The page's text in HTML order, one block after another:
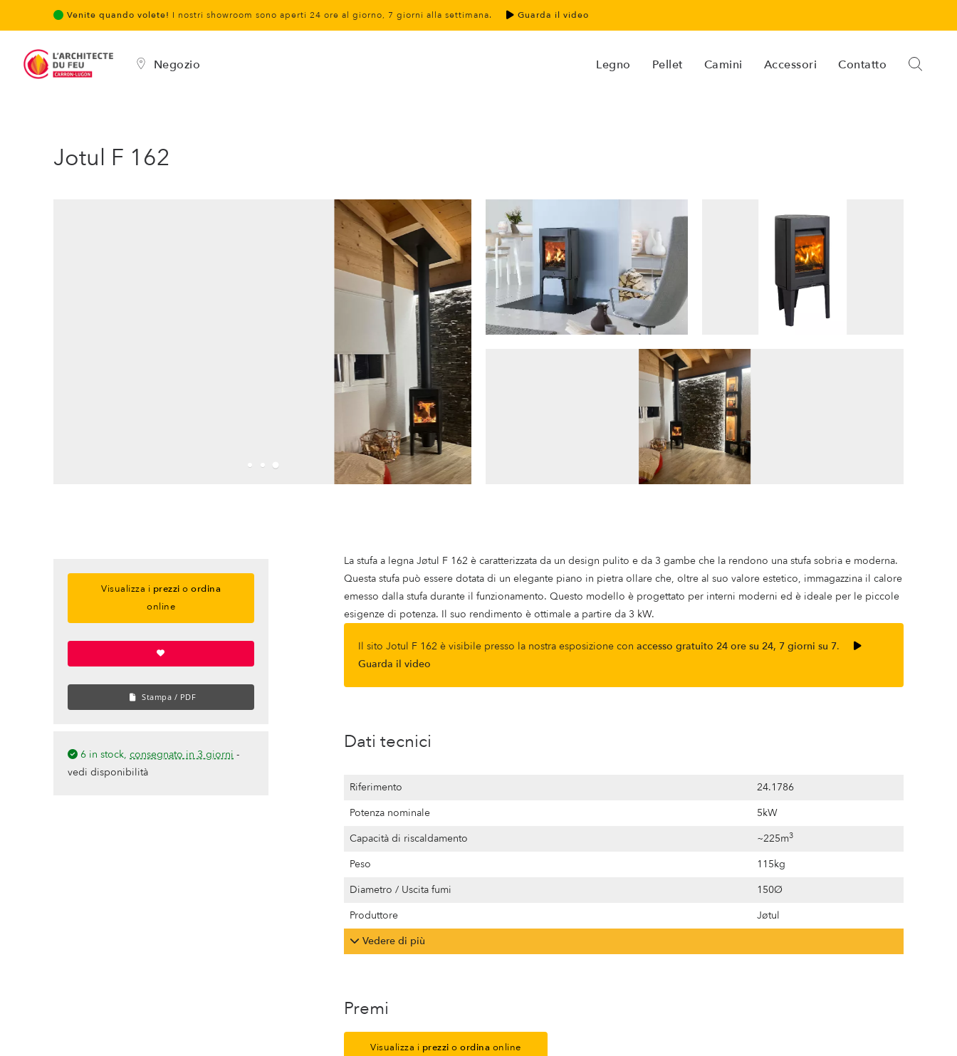
Venite quando volete! I nostri showroom sono aperti 24 ore al giorno, 7 giorni alla settimana. Guarda il video
Negozio Legno Pellet Camini Accessori Contatto
Jotul F 162
Visualizza i prezzi oordina
online
Stampa / PDF
6 in stock, consegnato in 3 giorni -
vedi disponibilità
La stufa a legna Jøtul F 162 è caratterizzata da un design pulito e da 3 gambe che la rendono una stufa sobria e moderna.
Questa stufa può essere dotata di un elegante piano in pietra ollare che, oltre al suo valore estetico, immagazzina il calore
emesso dalla stufa durante il funzionamento. Questo modello è progettato per interni moderni ed è ideale per le piccole
esigenze di potenza. Il suo rendimento è ottimale a partire da 3 kW.
Il sito Jotul F 162 è visibile presso la nostra esposizione con accesso gratuito 24 ore su 24, 7 giorni su 7.
Guarda il video
Dati tecnici
Riferimento
24.1786
Potenza nominale
5kW
Capacità di riscaldamento
~225m3
Peso
115kg
Diametro / Uscita fumi
150Ø
Produttore
Jøtul
Vedere di più
Premi
Visualizza i prezzi o ordina online